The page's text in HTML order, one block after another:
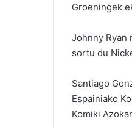
Groeningek
Johnny Ryan
sortu du
Santiago
Espainiako
Komiki